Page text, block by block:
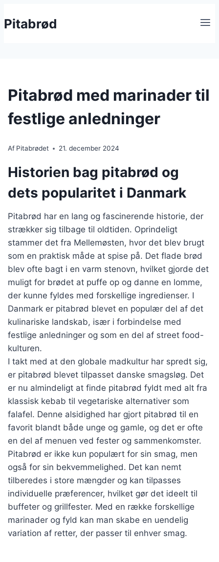
til
Pitabrød
Pitabrød med marinader til
festlige anledninger
Af Pitabrødet 21. december 2024
Historien bag pitabrød og
dets popularitet i Danmark
Pitabrød har en lang og fascinerende historie, der
strækker sig tilbage til oldtiden. Oprindeligt
stammer det fra Mellemøsten, hvor det blev brugt
som en praktisk måde at spise på. Det flade brød
blev ofte bagt i en varm stenovn, hvilket gjorde det
muligt for brødet at puffe op og danne en lomme,
der kunne fyldes med forskellige ingredienser. I
Danmark er pitabrød blevet en populær del af det
kulinariske landskab, især i forbindelse med
festlige anledninger og som en del af street food-
kulturen.
I takt med at den globale madkultur har spredt sig,
er pitabrød blevet tilpasset danske smagsløg. Det
er nu almindeligt at finde pitabrød fyldt med alt fra
klassisk kebab til vegetariske alternativer som
falafel. Denne alsidighed har gjort pitabrød til en
favorit blandt både unge og gamle, og det er ofte
en del af menuen ved fester og sammenkomster.
Pitabrød er ikke kun populært for sin smag, men
også for sin bekvemmelighed. Det kan nemt
tilberedes i store mængder og kan tilpasses
individuelle præferencer, hvilket gør det ideelt til
buffeter og grillfester. Med en række forskellige
marinader og fyld kan man skabe en uendelig
variation af retter, der passer til enhver smag.